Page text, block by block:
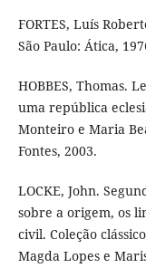
FORTES, Luís
São Paulo: Ática,
HOBBES, Thomas.
uma república
Monteiro e Maria
Fontes, 2003.
LOCKE, John.
sobre a origem, os
civil. Coleção
Magda Lopes e